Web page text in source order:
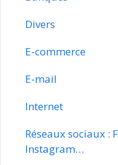
Divers
E-commerce
E-mail
Internet
Réseaux sociaux :
Instagram…